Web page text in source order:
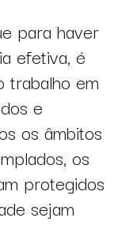
para haver
efetiva, é
trabalho em
e
os âmbitos
os
protegidos
sejam